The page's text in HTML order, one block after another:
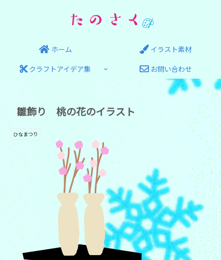
ホーム
イラスト素材
クラフトアイデア集
お問い合わせ
雛飾り 桃の花のイラスト
ひなまつり